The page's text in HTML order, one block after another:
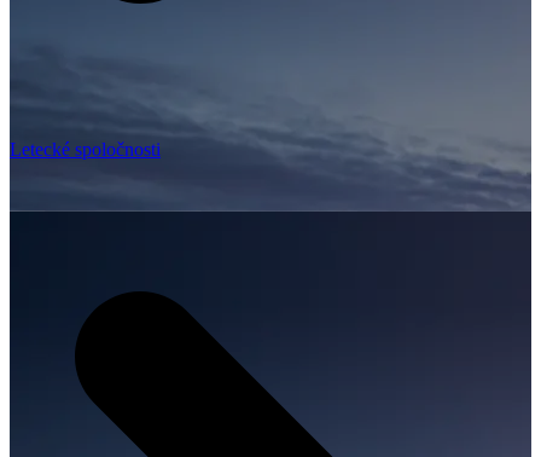
Letecké spoločnosti